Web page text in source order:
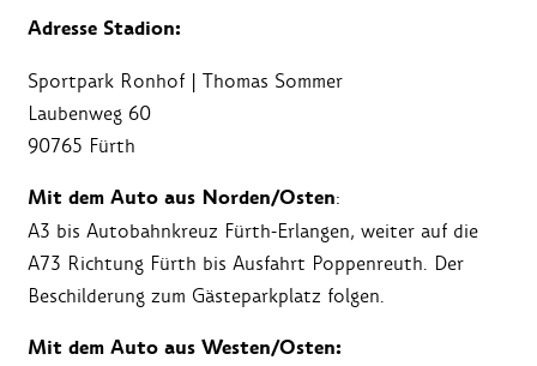
Adresse Stadion:
Sportpark Ronhof | Thomas Sommer
Laubenweg 60
90765 Fürth
Mit dem Auto aus Norden/Osten:
A3 bis Autobahnkreuz Fürth-Erlangen, weiter auf die
A73 Richtung Fürth bis Ausfahrt Poppenreuth. Der
Beschilderung zum Gästeparkplatz folgen.
Mit dem Auto aus Westen/Osten: